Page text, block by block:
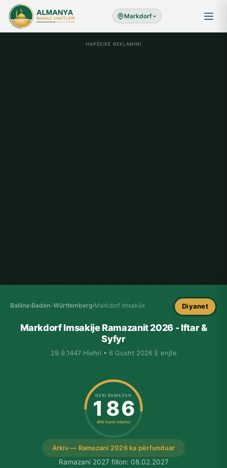
Markdorf
HAPËSIRË REKLAMIMI
Ballina›Baden-Württemberg›Markdorf Imsakije Diyanet
Markdorf Imsakije Ramazanit 2026 - Iftar &
Syfyr
29.9.1447 Hixhri • 6 Gusht 2026 E enjte
Arkiv — Ramazani 2026 ka përfunduar
DERI RAMAZAN
186
ditë kanë mbetur
Ramazani 2027 fillon: 08.02.2027